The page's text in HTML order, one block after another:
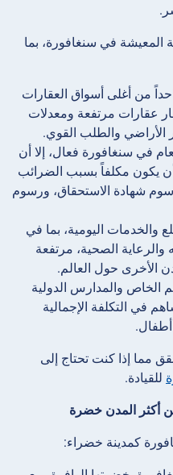
المعيشة في سنغافورة، بما
من أغلى أسواق العقارات
عقارات مرتفعة ومعدلات
الأراضي والطلب القوي.
في سنغافورة فعال، إلا أن
يكون مكلفاً بسبب الضرائب
شهادة الاستحقاق، ورسوم
والخدمات اليومية، بما في
والرعاية الصحية، مرتفعة
الأخرى حول العالم.
الخاص والمدارس الدولية
في التكلفة الإجمالية
أطفال.
مما إذا كنت تحتاج إلى
للقيادة.
أكثر المدن خضرة
كمدينة خضراء: